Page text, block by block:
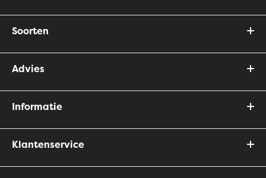
Soorten
Advies
Informatie
Klantenservice